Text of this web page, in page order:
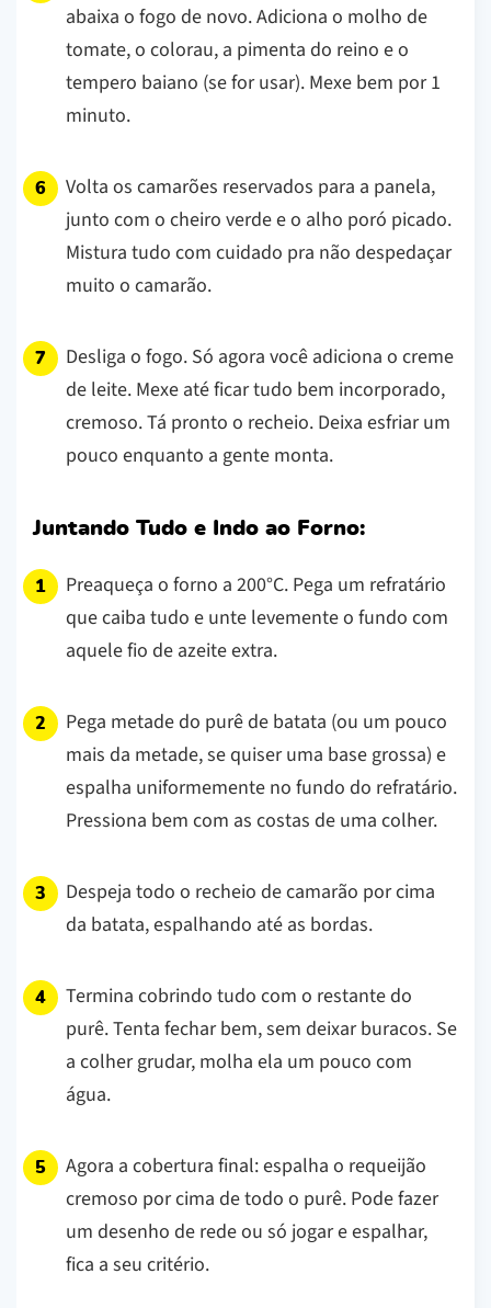
abaixa o fogo de novo. Adiciona o molho de
tomate, o colorau, a pimenta do reino e o
tempero baiano (se for usar). Mexe bem por 1
minuto.
Volta os camarões reservados para a panela,
junto com o cheiro verde e o alho poró picado.
Mistura tudo com cuidado pra não despedaçar
muito o camarão.
Desliga o fogo. Só agora você adiciona o creme
de leite. Mexe até ficar tudo bem incorporado,
cremoso. Tá pronto o recheio. Deixa esfriar um
pouco enquanto a gente monta.
Juntando Tudo e Indo ao Forno:
Preaqueça o forno a 200°C. Pega um refratário
que caiba tudo e unte levemente o fundo com
aquele fio de azeite extra.
Pega metade do purê de batata (ou um pouco
mais da metade, se quiser uma base grossa) e
espalha uniformemente no fundo do refratário.
Pressiona bem com as costas de uma colher.
Despeja todo o recheio de camarão por cima
da batata, espalhando até as bordas.
Termina cobrindo tudo com o restante do
purê. Tenta fechar bem, sem deixar buracos. Se
a colher grudar, molha ela um pouco com
água.
Agora a cobertura final: espalha o requeijão
cremoso por cima de todo o purê. Pode fazer
um desenho de rede ou só jogar e espalhar,
fica a seu critério.